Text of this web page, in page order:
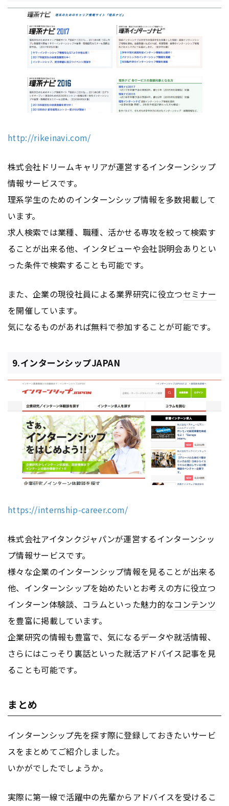
http://rikeinavi.com/
株式会社ドリームキャリアが運営するインターンシップ
情報サービスです。
理系学生のためのインターンシップ情報を多数掲載して
います。
求人検索では業種、職種、活かせる専攻を絞って検索す
ることが出来る他、インタビューや会社説明会ありとい
った条件で検索することも可能です。
また、企業の現役社員による業界研究に役立つセミナー
を開催しています。
気になるものがあれば無料で参加することが可能です。
9.インターンシップJAPAN
https://internship-career.com/
株式会社アイタンクジャパンが運営するインターンシッ
プ情報サービスです。
様々な企業のインターンシップ情報を見ることが出来る
他、インターンシップを始めたいとお考えの方に役立つ
インターン体験談、コラムといった魅力的なコンテンツ
を豊富に掲載しています。
企業研究の情報も豊富で、気になるデータや就活情報、
さらにはこっそり裏話といった就活アドバイス記事を見
ることも可能です。
まとめ
インターンシップ先を探す際に登録しておきたいサービ
スをまとめてご紹介しました。
いかがでしたでしょうか。
実際に第一線で活躍中の先輩からアドバイスを受けるこ